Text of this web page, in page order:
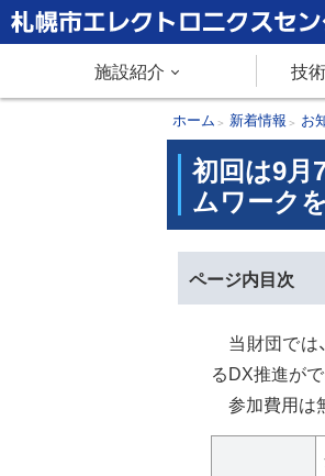
本
文
メ
札幌市エレクトロニクスセンター
施設紹介 技
現
在
の
ホーム 新着情報 お
初回は9
ムワーク
ページ内目次
当財団では
るDX推進が
参加費用は